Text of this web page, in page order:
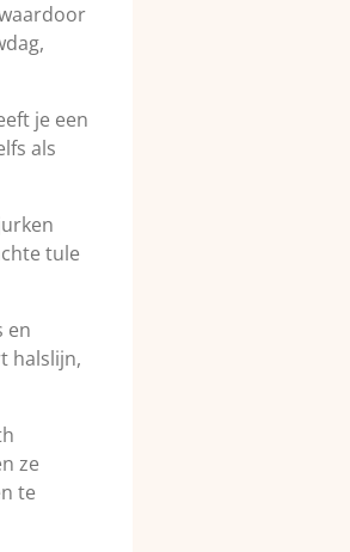
je een
als
tule
en
halslijn,
ze
te